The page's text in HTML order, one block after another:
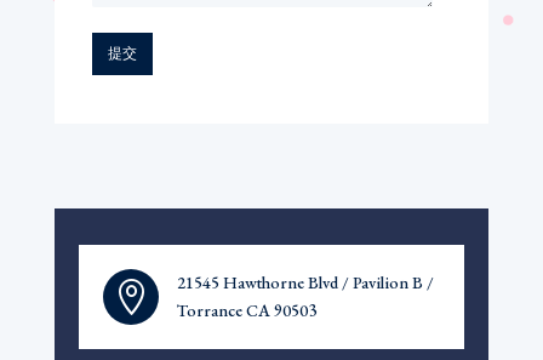

21545 Hawthorne Blvd / Pavilion B /
Torrance CA 90503